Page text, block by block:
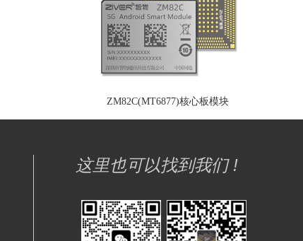
ZM82C(MT6877)核心板模块
这里也可以找到我们 !